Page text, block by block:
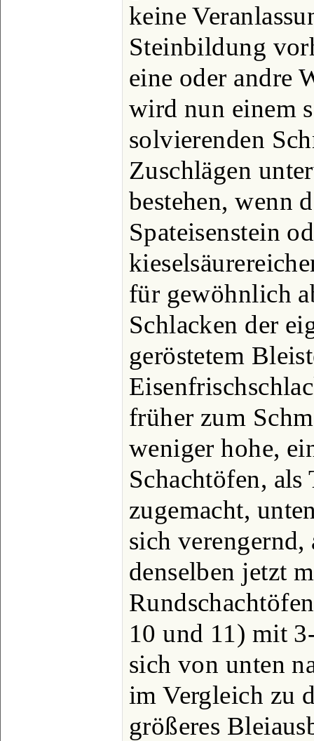
keine
Steinbildung
eine oder andre
wird nun einem
solvierenden
Zuschlägen
bestehen, wenn
Spateisenstein
für gewöhnlich
Schlacken der
geröstetem
früher zum
weniger hohe,
Schachtöfen,
zugemacht,
sich
denselben jetzt
10 und 11) mit
sich von unten
im Vergleich zu
größeres